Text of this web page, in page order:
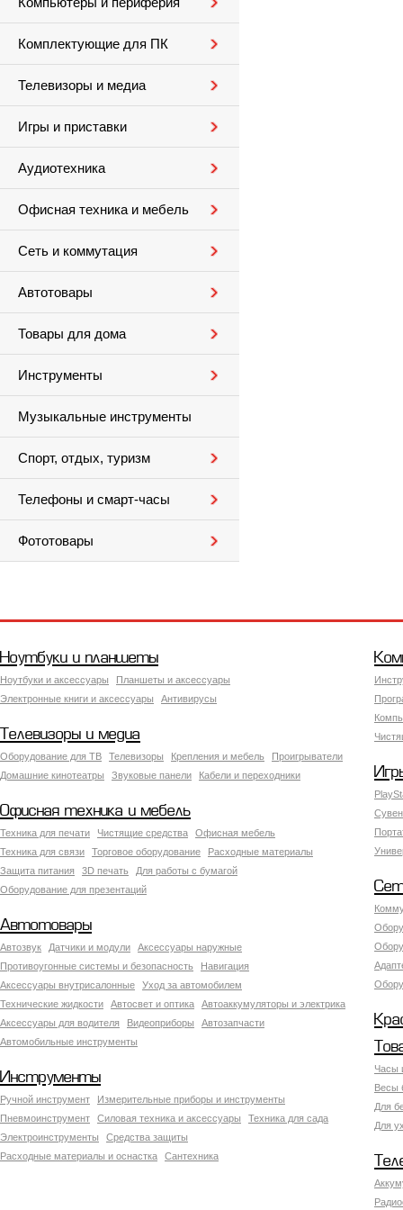
Комплектующие для ПК
Телевизоры и медиа
Игры и приставки
Аудиотехника
Офисная техника и мебель
Сеть и коммутация
Автотовары
Товары для дома
Инструменты
Музыкальные инструменты
Спорт, отдых, туризм
Телефоны и смарт-часы
Фототовары
Ноутбуки и планшеты
Ноутбуки и аксессуары
Планшеты и аксессуары
Электронные книги и аксессуары
Антивирусы
Телевизоры и медиа
Оборудование для ТВ Телевизоры Крепления и мебель
Проигрыватели
Домашние кинотеатры
Звуковые панели Кабели и переходники
Офисная техника и мебель
Техника для печати Чистящие средства
Офисная мебель
Техника для связи
Торговое оборудование
Расходные материалы
Защита питания
3D печать
Для работы с бумагой
Оборудование для презентаций
Автотовары
Автозвук Датчики и модули
Аксессуары наружные
Противоугонные системы и безопасность
Навигация
Аксесcуары внутрисалонные
Уход за автомобилем
Технические жидкости
Автосвет и оптика
Автоаккумуляторы и электрика
Аксессуары для водителя
Видеоприборы
Автозапчасти
Автомобильные инструменты
Часы
Весы
Для
Для
Инструменты
Ручной инструмент
Измерительные приборы и инструменты
Пневмоинструмент
Силовая техника и аксессуары
Техника для сада
Электроинструменты
Средства защиты
Расходные материалы и оснастка
Сантехника